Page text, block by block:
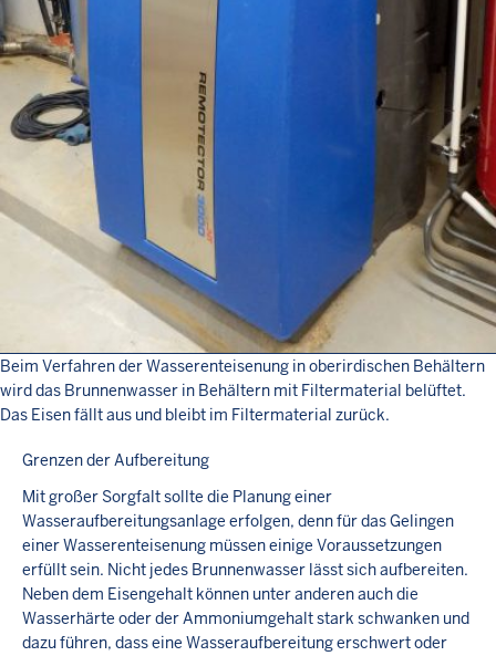
Beim Verfahren der Wasserenteisenung in oberirdischen Behältern
wird das Brunnenwasser in Behältern mit Filtermaterial belüftet.
Das Eisen fällt aus und bleibt im Filtermaterial zurück.
Grenzen der Aufbereitung
Mit großer Sorgfalt sollte die Planung einer
Wasseraufbereitungsanlage erfolgen, denn für das Gelingen
einer Wasserenteisenung müssen einige Voraussetzungen
erfüllt sein. Nicht jedes Brunnenwasser lässt sich aufbereiten.
Neben dem Eisengehalt können unter anderen auch die
Wasserhärte oder der Ammoniumgehalt stark schwanken und
dazu führen, dass eine Wasseraufbereitung erschwert oder